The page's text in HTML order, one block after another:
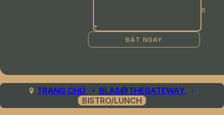
+
TRANG CHỦ
BLAS@THEGATEWAY
BISTRO/LUNCH